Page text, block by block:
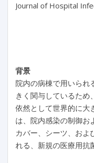
Journal of Hospital
背景
院内の病棟で用いられ
きく関与しているため
依然として世界的に大
は、院内感染の制御お
カバー、シーツ、およ
れる、新規の医療用抗